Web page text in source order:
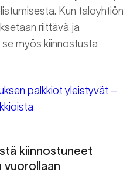
Kun taloyhtiön
riittävä ja
se myös kiinnostusta
palkkiot yleistyvät –
kiinnostuneet
vuorollaan